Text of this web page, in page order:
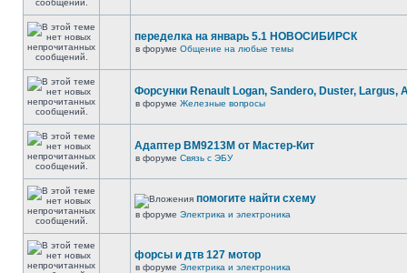
переделка на январь 5.1 НОВОСИБИРСК
в форуме Общение на любые темы
Форсунки Renault Logan, Sandero, Duster, Largus,
в форуме Железные вопросы
Адаптер BM9213M от Мастер-Кит
в форуме Связь с ЭБУ
помогите найти схему
в форуме Электрика и электроника
форсы и дтв 127 мотор
в форуме Электрика и электроника